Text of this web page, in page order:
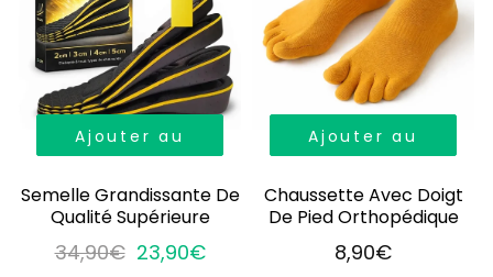
Ajouter au
Semelle Grandissante De
Qualité Supérieure
34,90€ 23,90€
Ajouter au
Chaussette Avec Doigt
De Pied Orthopédique
8,90€